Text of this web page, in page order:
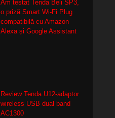
Am testat Tenda Beli SP3,
o priză Smart Wi-Fi Plug
compatibilă cu Amazon
Alexa și Google Assistant
Review Tenda U12-adaptor
wireless USB dual band
AC1300